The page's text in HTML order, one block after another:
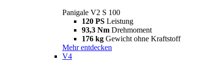
Panigale V2 S 100
120 PS Leistung
93,3 Nm Drehmoment
176 kg Gewicht ohne Kraftstoff
Mehr entdecken
V4